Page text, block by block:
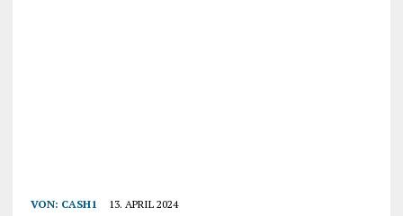
VON: CASH1 13. APRIL 2024